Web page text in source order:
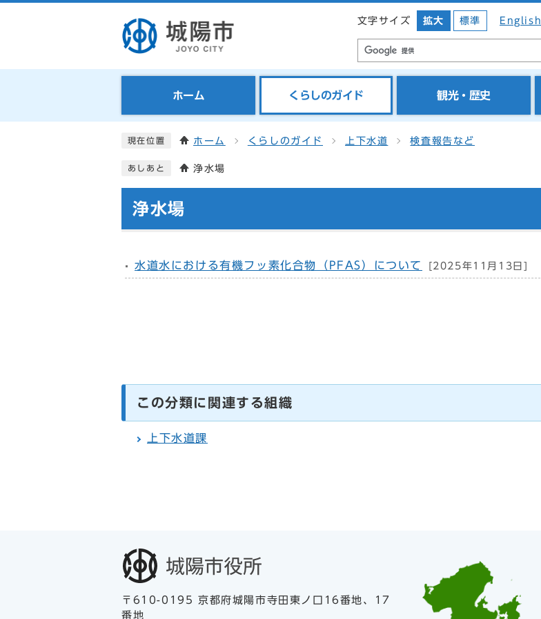
文字サイズ 拡大 標準 English
ホーム くらしのガイド 観光・歴史
現在位置 ホーム くらしのガイド 上下水道 検査報告など
あしあと 浄水場
浄水場
水道水における有機フッ素化合物（PFAS）について [2025年11月13日]
この分類に関連する組織
上下水道課
〒610-0195 京都府城陽市寺田東ノ口16番地、17
番地